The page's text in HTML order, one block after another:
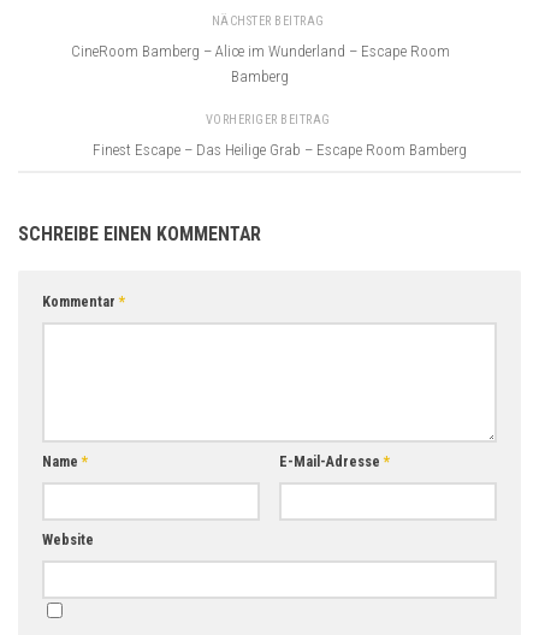
NÄCHSTER BEITRAG
CineRoom Bamberg – Alice im Wunderland – Escape Room
Bamberg
VORHERIGER BEITRAG
Finest Escape – Das Heilige Grab – Escape Room Bamberg
SCHREIBE EINEN KOMMENTAR
Kommentar*
Name* E-Mail-Adresse*
Website